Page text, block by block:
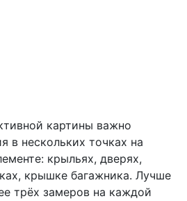
картины важно
в нескольких точках на
крыльях, дверях,
крышке багажника. Лучше
трёх замеров на каждой